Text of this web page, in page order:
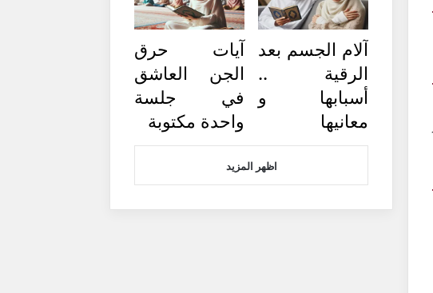
آلام الجسم بعد
الرقية ..
أسبابها و
معانيها
آيات حرق
الجن العاشق
في جلسة
واحدة مكتوبة
اظهر المزيد